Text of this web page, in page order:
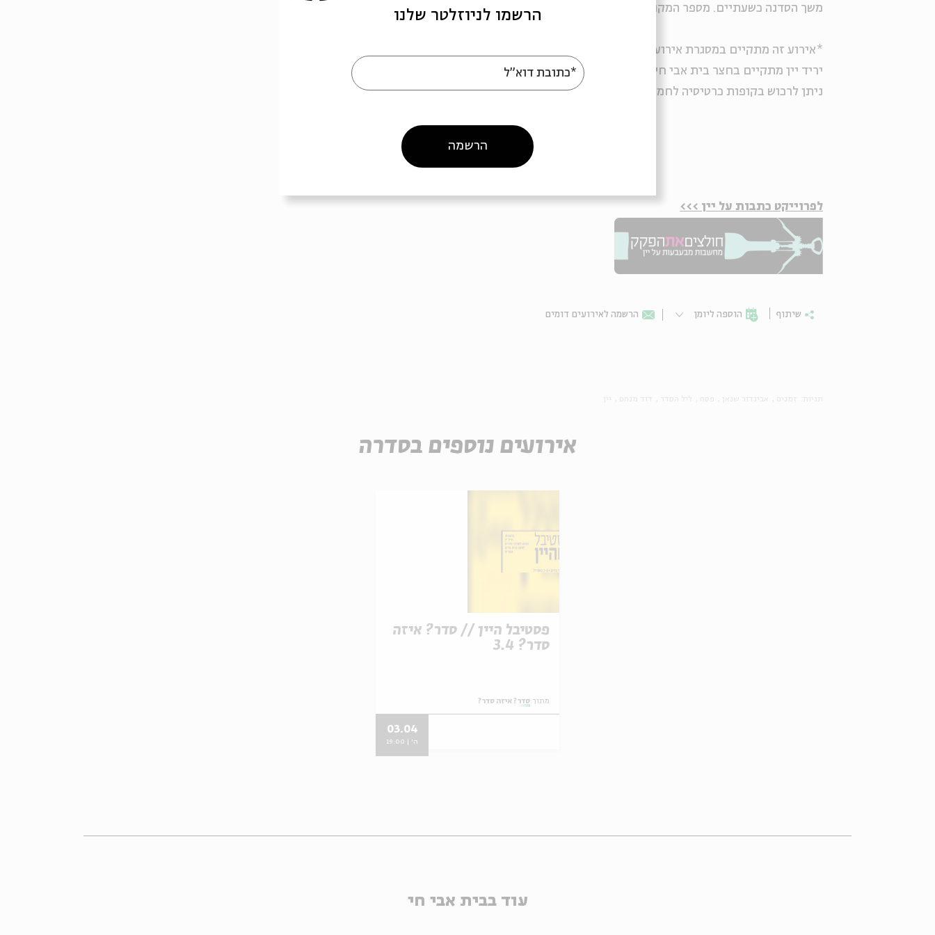
משך הסדנה כשעתיים. מספר המקומות מוגבל.
*אירוע זה מתקיים במסגרת אירועי
יריד יין מתקיים בחצר בית אבי חי, הכניסה חופשית.
ניתן לרכוש בקופות כרטיסיה לחמש טעימות יין - 30 ש"ח
לפרוייקט כתבות על יין >>>
שיתוף הוספה ליומן הרשמה לאירועים דומים
אירועים נוספים בסדרה
פסטיבל היין // סדר? איזה
סדר? 3.4
מתוך:סדר? איזה סדר?
03.04
ה' | 19:00
עוד בבית אבי חי
הרשמו לניוזלטר שלנו
*כתובת דוא"ל
הרשמה